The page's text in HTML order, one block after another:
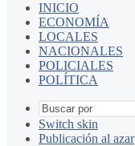
INICIO
ECONOMÍA
LOCALES
NACIONALES
POLICIALES
POLÍTICA
Switch skin
Publicación al azar